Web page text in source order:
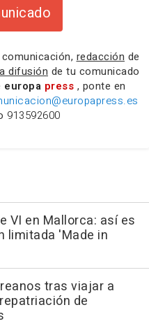
redacción de
difusión de tu comunicado
europa press , ponte en
913592600
VI en Mallorca: así es
limitada 'Made in
tras viajar a
de